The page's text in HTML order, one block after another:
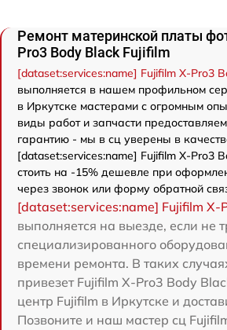
Ремонт материнской платы
Pro3 Body Black Fujifilm
[dataset:services:name] Fujifilm X-Pro3
выполняется в нашем профильном
в Иркутске мастерами с огромным
виды работ и запчасти
гарантию - мы в сц уверены в
[dataset:services:name] Fujifilm X-Pro3
стоить на -15% дешевле при
через звонок или форму обратной
[dataset:services:name] Fujifilm X-
выполняется на выезде, если не
специализированного
времени ремонта. В таких
привезет Fujifilm X-Pro3 Body
центр Fujifilm в Иркутске и
Позвоните и наш мастер сц